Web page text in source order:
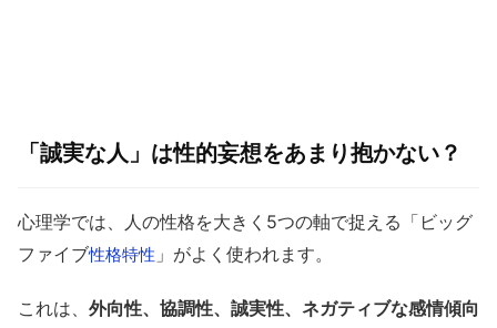
「誠実な人」は性的妄想をあまり抱かない？
心理学では、人の性格を大きく5つの軸で捉える「ビッグ
ファイブ性格特性 」がよく使われます。
これは、 外向性、協調性、誠実性、ネガティブな感情傾向